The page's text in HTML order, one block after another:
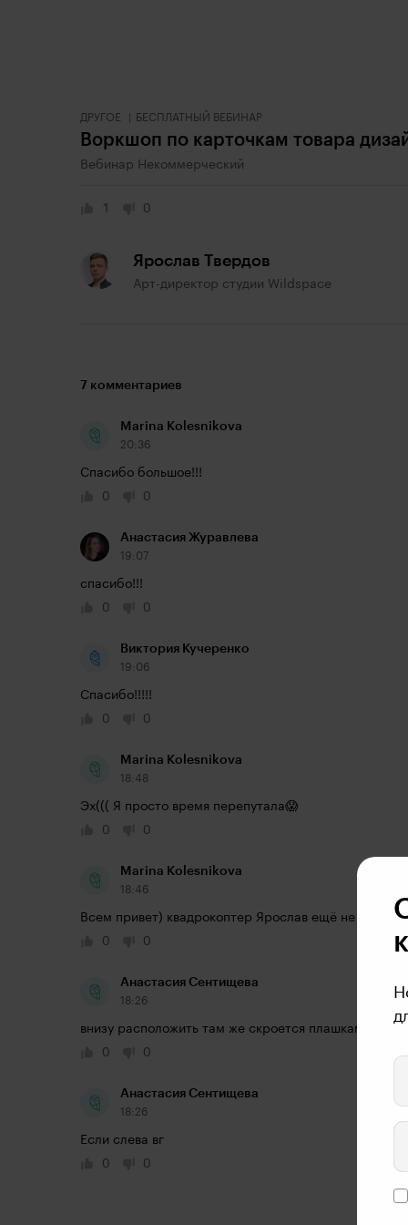
ДРУГОЕ БЕСПЛАТНЫЙ ВЕБИНАР
Воркшоп по карточкам товара
Вебинар Некоммерческий
1 0
Ярослав Твердов
Арт-директор студии Wildspace
7 комментариев
Marina Kolesnikova
20:36
Спасибо большое!!!
0
0
Анастасия Журавлева
19:07
спасибо!!!
0
0
Виктория Кучеренко
19:06
Спасибо!!!!!
0
0
Marina Kolesnikova
18:48
Эх((( Я просто время перепутала😱
0
0
Marina Kolesnikova
18:46
Всем привет) квадрокоптер Ярослав ещё не
0
0
Анастасия Сентищева
18:26
внизу расположить там же скроется плашками вб
0
0
Анастасия Сентищева
18:26
Если слева вг
0
0